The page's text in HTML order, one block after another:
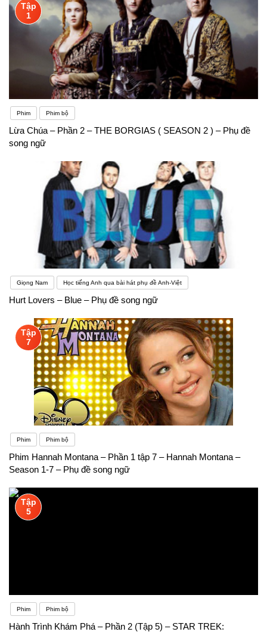
Tập
1
Phim Phim bộ
Lừa Chúa – Phần 2 – THE BORGIAS ( SEASON 2 ) – Phụ đề
song ngữ
Giọng Nam Học tiếng Anh qua bài hát phụ đề Anh-Việt
Hurt Lovers – Blue – Phụ đề song ngữ
Tập
7
Phim Phim bộ
Phim Hannah Montana – Phần 1 tập 7 – Hannah Montana –
Season 1-7 – Phụ đề song ngữ
Tập
5
Phim Phim bộ
Hành Trình Khám Phá – Phần 2 (Tập 5) – STAR TREK: